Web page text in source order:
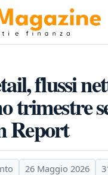
flussi
trimestre
Report
26 Maggio 2026